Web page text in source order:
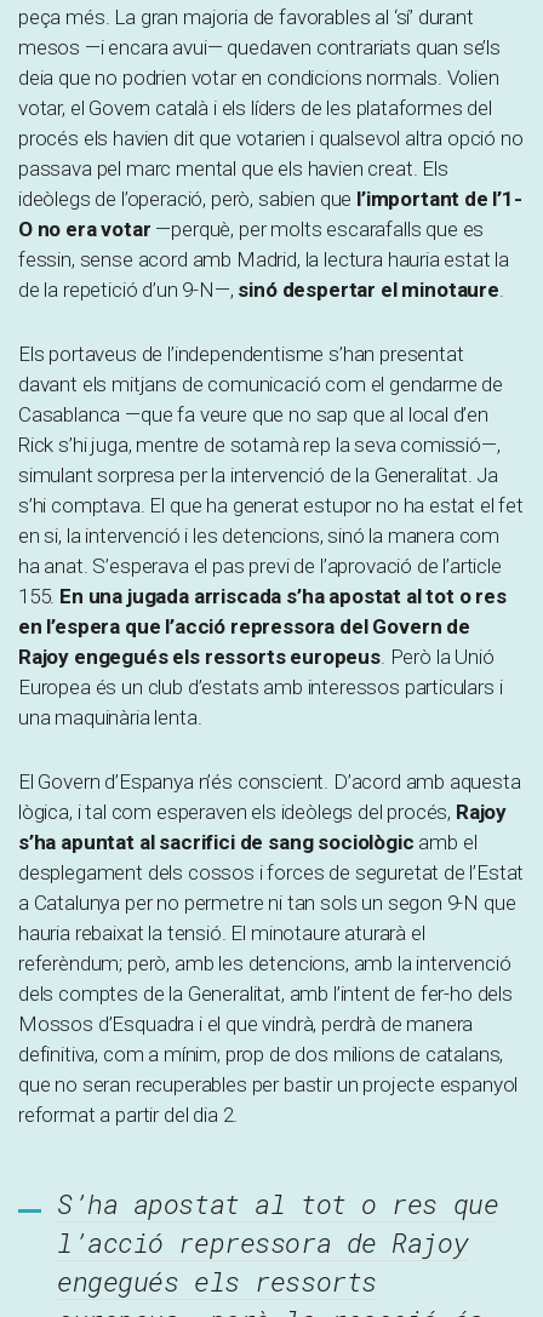
peça més. La gran majoria de favorables al ‘sí’ durant
mesos —i encara avui— quedaven contrariats quan se’ls
deia que no podrien votar en condicions normals. Volien
votar, el Govern català i els líders de les plataformes del
procés els havien dit que votarien i qualsevol altra opció no
passava pel marc mental que els havien creat. Els
ideòlegs de l’operació, però, sabien que l’important de l’1-
O no era votar —perquè, per molts escarafalls que es
fessin, sense acord amb Madrid, la lectura hauria estat la
de la repetició d’un 9-N—, sinó despertar el minotaure.
Els portaveus de l’independentisme s’han presentat
davant els mitjans de comunicació com el gendarme de
Casablanca —que fa veure que no sap que al local d’en
Rick s’hi juga, mentre de sotamà rep la seva comissió—,
simulant sorpresa per la intervenció de la Generalitat. Ja
s’hi comptava. El que ha generat estupor no ha estat el fet
en si, la intervenció i les detencions, sinó la manera com
ha anat. S’esperava el pas previ de l’aprovació de l’article
155. En una jugada arriscada s’ha apostat al tot o res
en l’espera que l’acció repressora del Govern de
Rajoy engegués els ressorts europeus. Però la Unió
Europea és un club d’estats amb interessos particulars i
una maquinària lenta.
El Govern d’Espanya n’és conscient. D’acord amb aquesta
lògica, i tal com esperaven els ideòlegs del procés, Rajoy
s’ha apuntat al sacrifici de sang sociològic amb el
desplegament dels cossos i forces de seguretat de l’Estat
a Catalunya per no permetre ni tan sols un segon 9-N que
hauria rebaixat la tensió. El minotaure aturarà el
referèndum; però, amb les detencions, amb la intervenció
dels comptes de la Generalitat, amb l’intent de fer-ho dels
Mossos d’Esquadra i el que vindrà, perdrà de manera
definitiva, com a mínim, prop de dos milions de catalans,
que no seran recuperables per bastir un projecte espanyol
reformat a partir del dia 2.
S’ha apostat al tot o res que
l’acció repressora de Rajoy
engegués els ressorts